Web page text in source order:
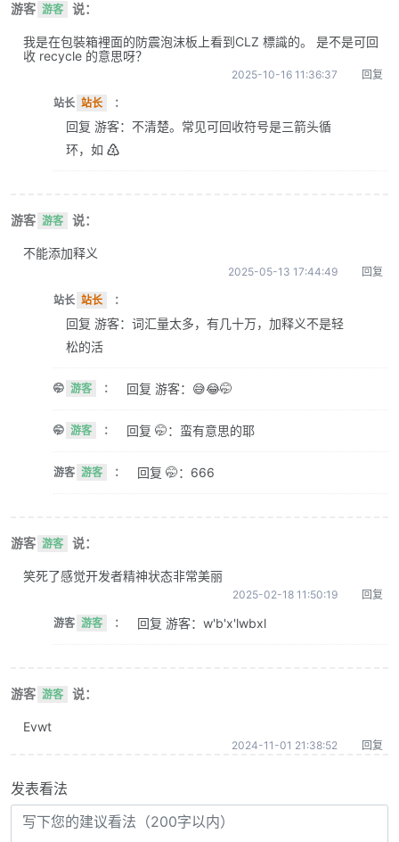
游客 游客 说：
我是在包裝箱裡面的防震泡沫板上看到CLZ 標識的。 是不是可回
收 recycle 的意思呀？
2025-10-16 11:36:37 回复
站长 站长 ：
回复 游客：不清楚。常见可回收符号是三箭头循
环，如 ♴
游客 游客 说：
不能添加释义
2025-05-13 17:44:49 回复
站长 站长 ：
回复 游客：词汇量太多，有几十万，加释义不是轻
松的活
🤭 游客 ： 回复 游客：😅😂🤭
🤭 游客 ： 回复 🤭：蛮有意思的耶
游客 游客 ： 回复 🤭：666
游客 游客 说：
笑死了感觉开发者精神状态非常美丽
2025-02-18 11:50:19 回复
游客 游客 ： 回复 游客：w'b'x'lwbxl
游客 游客 说：
Evwt
2024-11-01 21:38:52 回复
发表看法